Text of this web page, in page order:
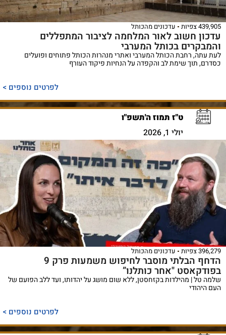
439,905 צפיות עדכונים מהכותל
עדכון חשוב לאור המלחמה לציבור המתפללים
והמבקרים בכותל המערבי
לעת עתה, רחבת הכותל המערבי ואתרי מנהרות הכותל פתוחים ופועלים
כסדרם, תוך שימת לב והקפדה על הנחיות פיקוד העורף
לפרטים נוספים >
ט"ז תמוז ה'תשפ"ו
יולי 1, 2026
396,279 צפיות עדכונים מהכותל
הדחף הבלתי מוסבר לחיפוש משמעות פרק 9
בפודקאסט "אחר כותלנו”
שלמה טל | מהילדות בקזחסטן, ללא שום מושג על יהדותו, ועד ללב הפועם של
העם היהודי
לפרטים נוספים >